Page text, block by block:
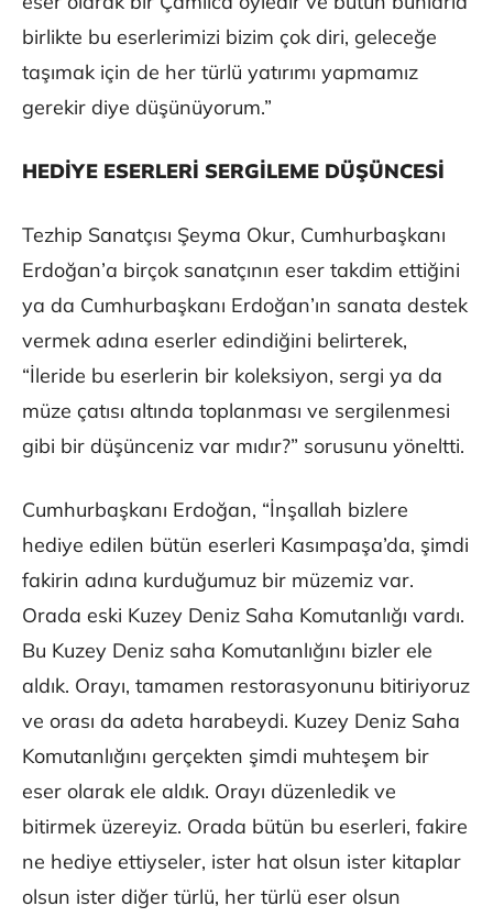
birlikte bu eserlerimizi bizim çok diri, geleceğe
taşımak için de her türlü yatırımı yapmamız
gerekir diye düşünüyorum.”
HEDİYE ESERLERİ SERGİLEME DÜŞÜNCESİ
Tezhip Sanatçısı Şeyma Okur, Cumhurbaşkanı
Erdoğan’a birçok sanatçının eser takdim ettiğini
ya da Cumhurbaşkanı Erdoğan’ın sanata destek
vermek adına eserler edindiğini belirterek,
“İleride bu eserlerin bir koleksiyon, sergi ya da
müze çatısı altında toplanması ve sergilenmesi
gibi bir düşünceniz var mıdır?” sorusunu yöneltti.
Cumhurbaşkanı Erdoğan, “İnşallah bizlere
hediye edilen bütün eserleri Kasımpaşa’da, şimdi
fakirin adına kurduğumuz bir müzemiz var.
Orada eski Kuzey Deniz Saha Komutanlığı vardı.
Bu Kuzey Deniz saha Komutanlığını bizler ele
aldık. Orayı, tamamen restorasyonunu bitiriyoruz
ve orası da adeta harabeydi. Kuzey Deniz Saha
Komutanlığını gerçekten şimdi muhteşem bir
eser olarak ele aldık. Orayı düzenledik ve
bitirmek üzereyiz. Orada bütün bu eserleri, fakire
ne hediye ettiyseler, ister hat olsun ister kitaplar
olsun ister diğer türlü, her türlü eser olsun